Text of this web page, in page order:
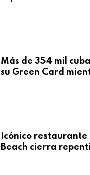
Más de 354 mil
su Green Card
Icónico
Beach cierra